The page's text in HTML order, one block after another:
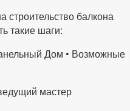
строительство балкона
такие шаги: